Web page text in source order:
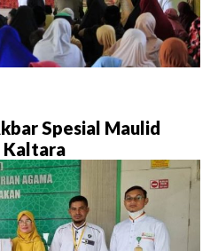
Spesial Maulid
Kaltara